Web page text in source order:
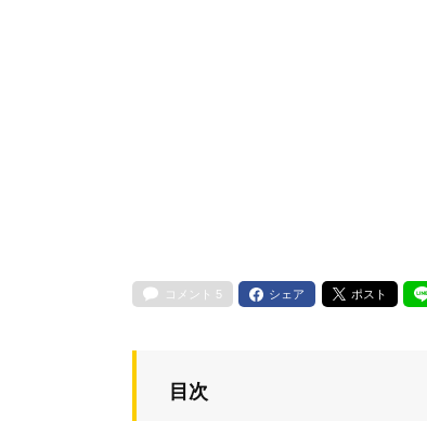
コメント 5 シェア ポスト
目次